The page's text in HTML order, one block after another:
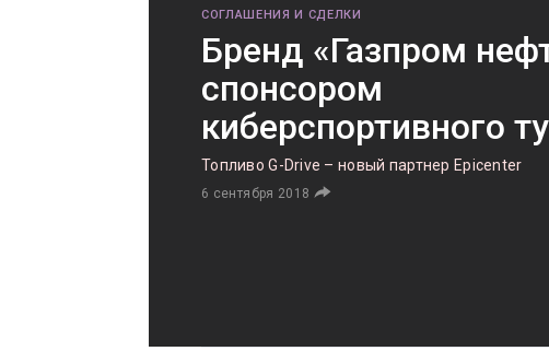
СОГЛАШЕНИЯ И СДЕЛКИ
Бренд «Газпром
спонсором
киберспортивного
Топливо G-Drive – новый партнер Epicenter
6 сентября 2018